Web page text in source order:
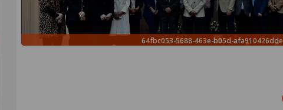
64fbc053-5688-463e-b05d-afa910426dde